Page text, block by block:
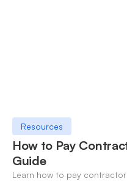
Resources
How to Pay
Guide
Learn how to pay